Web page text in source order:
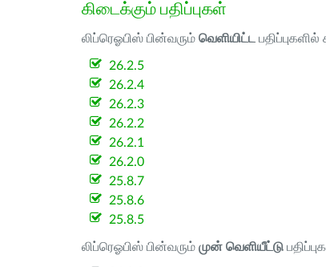
கிடைக்கும் பதிப்புகள்
லிப்ரெஓபிஸ் பின்வரும் வெளியிட்ட
26.2.5
26.2.4
26.2.3
26.2.2
26.2.1
26.2.0
25.8.7
25.8.6
25.8.5
லிப்ரெஓபிஸ் பின்வரும் முன் வெளியீட்டு